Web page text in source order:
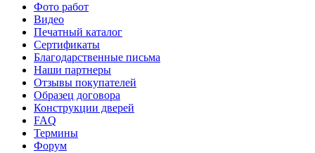
Фото работ
Видео
Печатный каталог
Сертификаты
Благодарственные письма
Наши партнеры
Отзывы покупателей
Образец договора
Конструкции дверей
FAQ
Термины
Форум